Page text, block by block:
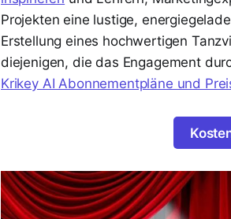
Projekten eine lustige,
Erstellung eines hochwertigen
diejenigen, die das Engagement
Krikey AI Abonnementpläne und